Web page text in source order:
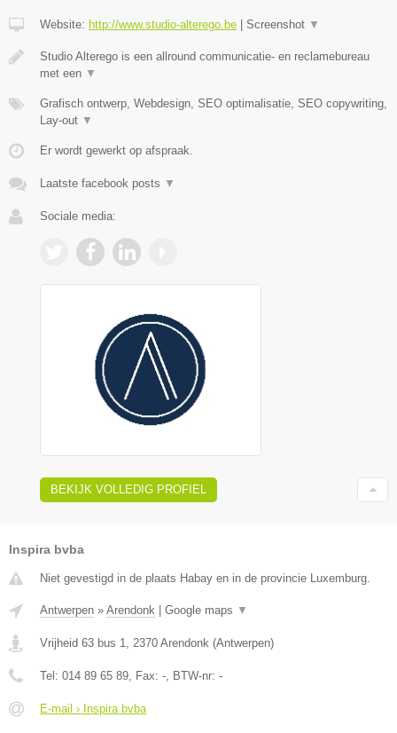
Website: http://www.studio-alterego.be Screenshot ▼
Studio Alterego is een allround communicatie- en reclamebureau
met een ▼
Grafisch ontwerp, Webdesign, SEO optimalisatie, SEO copywriting,
Lay-out ▼
Er wordt gewerkt op afspraak.
Laatste facebook posts ▼
Sociale media:
BEKIJK VOLLEDIG PROFIEL
Inspira bvba
Niet gevestigd in de plaats Habay en in de provincie Luxemburg.
Antwerpen » Arendonk | Google maps ▼
Vrijheid 63 bus 1 2370 Arendonk (Antwerpen)
Tel: 014 89 65 89 , Fax: - , BTW-nr: -
E-mail › Inspira bvba